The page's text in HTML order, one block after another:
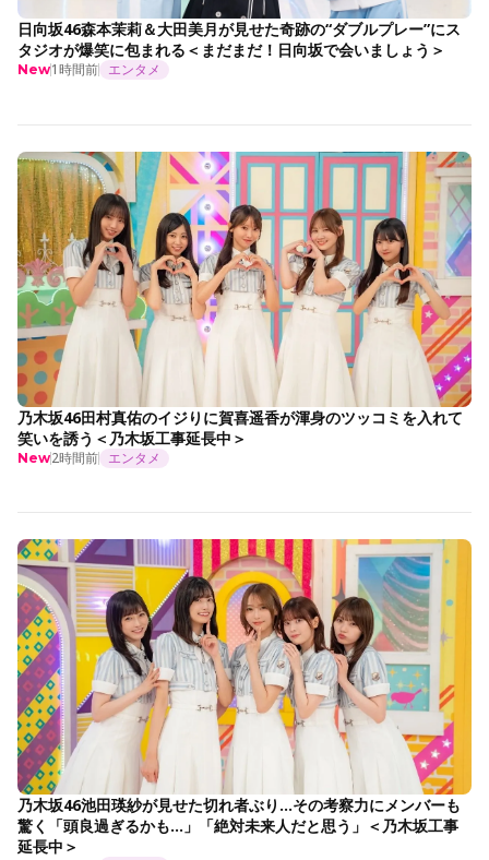
日向坂46森本茉莉＆大田美月が見せた奇跡の“ダブルプレー”にス
タジオが爆笑に包まれる＜まだまだ！日向坂で会いましょう＞
New1時間前 エンタメ
乃木坂46田村真佑のイジりに賀喜遥香が渾身のツッコミを入れて
笑いを誘う＜乃木坂工事延長中＞
New2時間前 エンタメ
乃木坂46池田瑛紗が見せた切れ者ぶり…その考察力にメンバーも
驚く「頭良過ぎるかも…」「絶対未来人だと思う」＜乃木坂工事
延長中＞